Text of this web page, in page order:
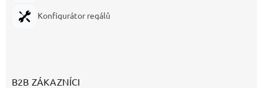
Konfigurátor regálů
B2B ZÁKAZNÍCI